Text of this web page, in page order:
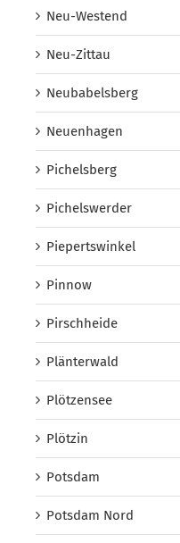
Neu-Westend
Neu-Zittau
Neubabelsberg
Neuenhagen
Pichelsberg
Pichelswerder
Piepertswinkel
Pinnow
Pirschheide
Plänterwald
Plötzensee
Plötzin
Potsdam
Potsdam Nord